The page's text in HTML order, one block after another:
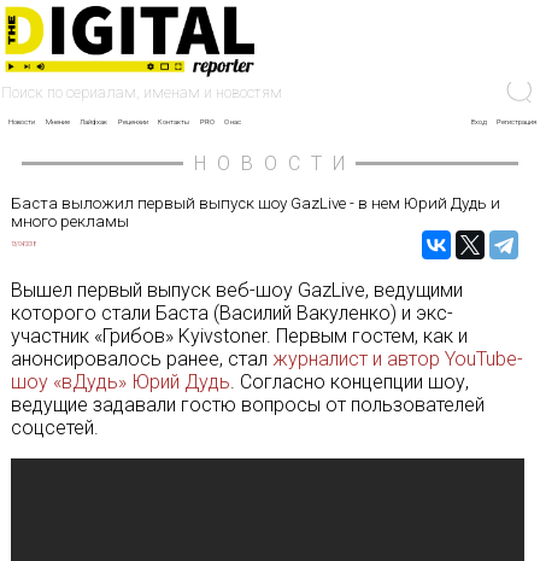
Новости Мнение Лайфхак Рецензии Контакты PRO О нас Вход Регистрация
НОВОСТИ
Баста выложил первый выпуск шоу GazLive - в нем Юрий Дудь и
много рекламы
13/04/2018
Вышел первый выпуск веб-шоу GazLive, ведущими
которого стали Баста (Василий Вакуленко) и экс-
участник «Грибов» Kyivstoner. Первым гостем, как и
анонсировалось ранее, стал журналист и автор YouTube-
шоу «вДудь» Юрий Дудь. Согласно концепции шоу,
ведущие задавали гостю вопросы от пользователей
соцсетей.